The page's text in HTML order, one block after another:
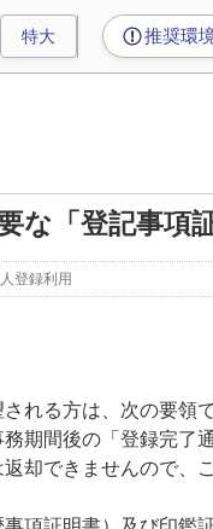
推奨環
な「登記事項
登録利用
れる方は、次の要領
期間後の「登録完了
却できませんので、ご